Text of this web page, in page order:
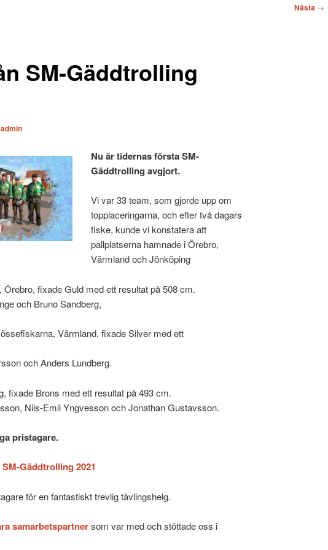
Nästa →
SM-Gäddtrolling
admin
Nu är tidernas första SM-
Gäddtrolling avgjort.
Vi var 33 team, som gjorde upp om
topplaceringarna, och efter två dagars
fiske, kunde vi konstatera att
pallplatserna hamnade i Örebro,
Värmland och Jönköping
fixade Guld med ett resultat på 508 cm.
och Bruno Sandberg,
Värmland, fixade Silver med ett
och Anders Lundberg.
fixade Brons med ett resultat på 493 cm.
Nils-Emil Yngvesson och Jonathan Gustavsson.
pristagare.
Gäddtrolling 2021
för en fantastiskt trevlig tävlingshelg.
samarbetspartnersom var med och stöttade oss i